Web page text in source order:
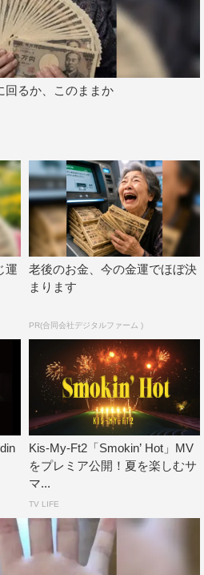
回るか、このままか
運
老後のお金、今の金運でほぼ決
まります
PR(合同会社デジタルファーム )
Kis-My-Ft2「Smokin’ Hot」MV
をプレミア公開！夏を楽しむサ
マ...
TV LIFE